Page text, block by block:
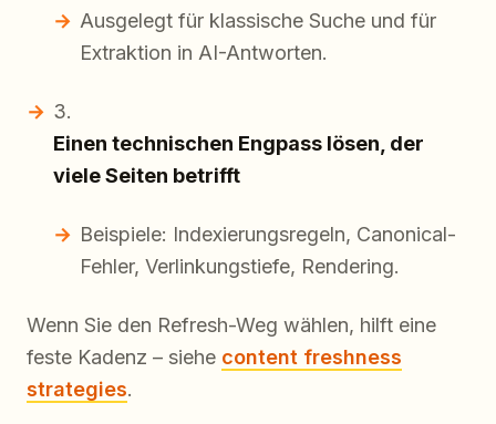
Ausgelegt für klassische Suche und für
Extraktion in AI-Antworten.
Einen technischen Engpass lösen, der
viele Seiten betrifft
Beispiele: Indexierungsregeln, Canonical-
Fehler, Verlinkungstiefe, Rendering.
Wenn Sie den Refresh-Weg wählen, hilft eine
feste Kadenz – siehe content freshness
strategies.